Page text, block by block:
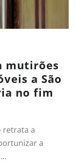
mutirões
a São
no fim
retrata a
a